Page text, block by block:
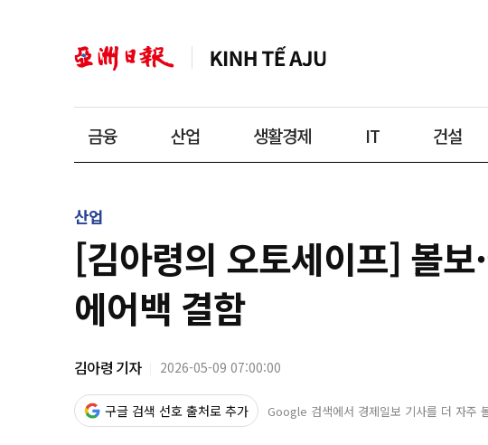
금융 산업 생활경제 IT 건설
산업
[김아령의 오토세이프] 볼보
에어백 결함
김아령 기자 2026-05-09 07:00:00
구글 검색 선호 출처로 추가 Google 검색에서 경제일보 기사를 더 자주